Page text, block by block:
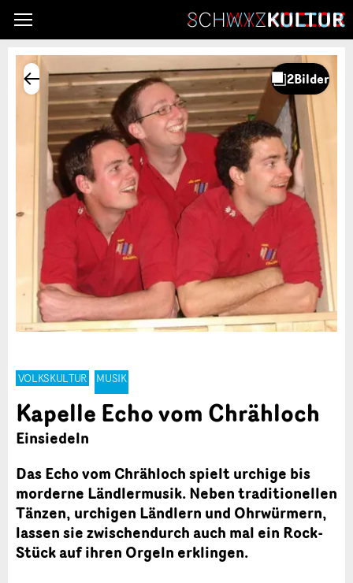
VOLKSKULTUR MUSIK
Kapelle Echo vom Chrähloch
Einsiedeln
Das Echo vom Chrähloch spielt urchige bis
morderne Ländlermusik. Neben traditionellen
Tänzen, urchigen Ländlern und Ohrwürmern,
lassen sie zwischendurch auch mal ein Rock-
Stück auf ihren Orgeln erklingen.